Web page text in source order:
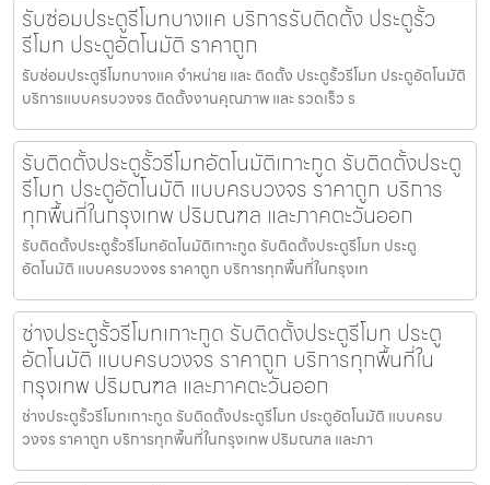
รับซ่อมประตูรีโมทบางแค บริการรับติดตั้ง ประตูรั้ว
รีโมท ประตูอัตโนมัติ ราคาถูก
รับซ่อมประตูรีโมทบางแค จำหน่าย และ ติดตั้ง ประตูรั้วรีโมท ประตูอัตโนมัติ
บริการแบบครบวงจร ติดตั้งงานคุณภาพ และ รวดเร็ว ร
รับติดตั้งประตูรั้วรีโมทอัตโนมัติเกาะกูด รับติดตั้งประตู
รีโมท ประตูอัตโนมัติ แบบครบวงจร ราคาถูก บริการ
ทุกพื้นที่ในกรุงเทพ ปริมณฑล และภาคตะวันออก
รับติดตั้งประตูรั้วรีโมทอัตโนมัติเกาะกูด รับติดตั้งประตูรีโมท ประตู
อัตโนมัติ แบบครบวงจร ราคาถูก บริการทุกพื้นที่ในกรุงเท
ช่างประตูรั้วรีโมทเกาะกูด รับติดตั้งประตูรีโมท ประตู
อัตโนมัติ แบบครบวงจร ราคาถูก บริการทุกพื้นที่ใน
กรุงเทพ ปริมณฑล และภาคตะวันออก
ช่างประตูรั้วรีโมทเกาะกูด รับติดตั้งประตูรีโมท ประตูอัตโนมัติ แบบครบ
วงจร ราคาถูก บริการทุกพื้นที่ในกรุงเทพ ปริมณฑล และภา